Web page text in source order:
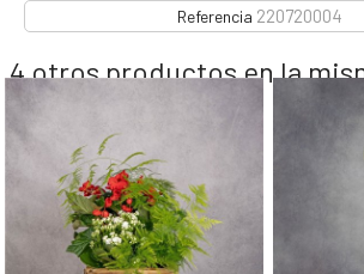
Referencia 220720004
4 otros productos en la